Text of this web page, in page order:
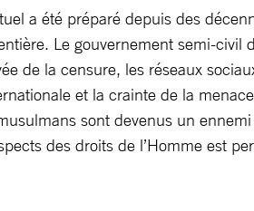
a été préparé depuis des
Le gouvernement semi-civil
de la censure, les réseaux
et la crainte de la
sont devenus un
des droits de l’Homme est